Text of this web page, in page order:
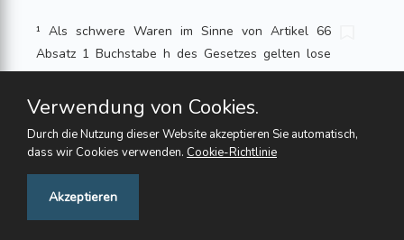
¹ Als schwere Waren im Sinne von Artikel 66
Absatz 1 Buchstabe h des Gesetzes gelten lose
oder verpackte Güter von mindestens 50 kg
Gewicht sowie Schüttgüter; Flüssigkeiten gelten
als schwere Waren, wenn sie in Behältern
gelagert werden, die zusammen mit dem Inhalt
Verwendung von Cookies.
Durch die Nutzung dieser Website akzeptieren Sie automatisch,
dass wir Cookies verwenden. Cookie-Richtlinie
Akzeptieren